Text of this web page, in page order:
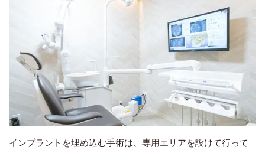
インプラントを埋め込む手術は、専用エリアを設けて行って